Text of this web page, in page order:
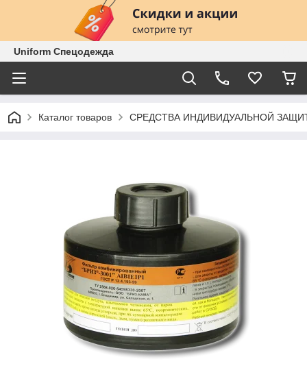
Uniform Спецодежда
Каталог товаров СРЕДСТВА ИНДИВИДУАЛЬНОЙ